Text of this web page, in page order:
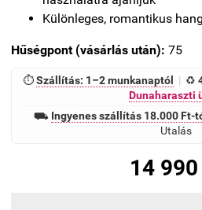
Különleges, romantikus
Hűségpont (vásárlás után): 75
⏱Szállítás: 1–2 munkanaptól | ♻
Dunaharaszti
⛟ Ingyenes szállítás 18.000 Ft-
Utalás
14